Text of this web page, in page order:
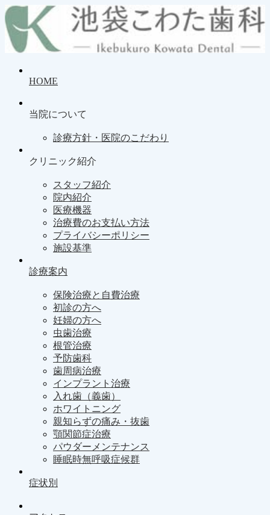
HOME
当院について
診療方針・医院のこだわり
クリニック紹介
スタッフ紹介
院内紹介
医療機器
治療費のお支払い方法
プライバシーポリシー
施設基準
診療案内
保険治療と自費治療
初診の方へ
妊婦の方へ
虫歯治療
根管治療
予防歯科
歯周病治療
インプラント治療
入れ歯（義歯）
ホワイトニング
親知らずの痛み・抜歯
顎関節症治療
パウダーメンテナンス
睡眠時無呼吸症候群
症状別